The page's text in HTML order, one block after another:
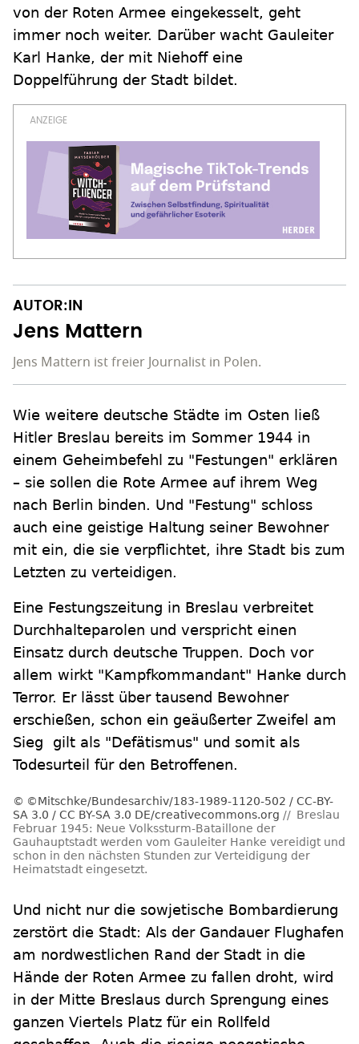
von der Roten Armee eingekesselt, geht
immer noch weiter. Darüber wacht Gauleiter
Karl Hanke, der mit Niehoff eine
Doppelführung der Stadt bildet.
AUTOR:IN
Jens Mattern
Jens Mattern ist freier Journalist in Polen.
Wie weitere deutsche Städte im Osten ließ
Hitler Breslau bereits im Sommer 1944 in
einem Geheimbefehl zu "Festungen" erklären
– sie sollen die Rote Armee auf ihrem Weg
nach Berlin binden. Und "Festung" schloss
auch eine geistige Haltung seiner Bewohner
mit ein, die sie verpflichtet, ihre Stadt bis zum
Letzten zu verteidigen.
Eine Festungszeitung in Breslau verbreitet
Durchhalteparolen und verspricht einen
Einsatz durch deutsche Truppen. Doch vor
allem wirkt "Kampfkommandant" Hanke durch
Terror. Er lässt über tausend Bewohner
erschießen, schon ein geäußerter Zweifel am
Sieg gilt als "Defätismus" und somit als
Todesurteil für den Betroffenen.
©Mitschke/Bundesarchiv/183-1989-1120-502 / CC-BY-
SA 3.0 / CC BY-SA 3.0 DE/creativecommons.org
Breslau
Februar 1945: Neue Volkssturm-Bataillone der
Gauhauptstadt werden vom Gauleiter Hanke vereidigt und
schon in den nächsten Stunden zur Verteidigung der
Heimatstadt eingesetzt.
Und nicht nur die sowjetische Bombardierung
zerstört die Stadt: Als der Gandauer Flughafen
am nordwestlichen Rand der Stadt in die
Hände der Roten Armee zu fallen droht, wird
in der Mitte Breslaus durch Sprengung eines
ganzen Viertels Platz für ein Rollfeld